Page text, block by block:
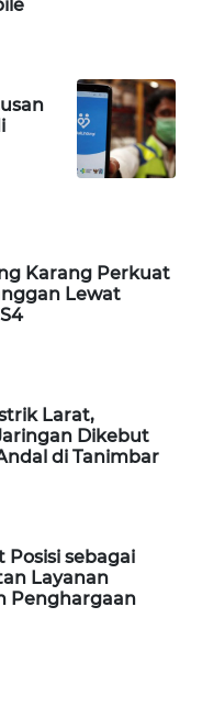
Karang Perkuat
Lewat
Larat,
Dikebut
di Tanimbar
Posisi sebagai
Layanan
Penghargaan